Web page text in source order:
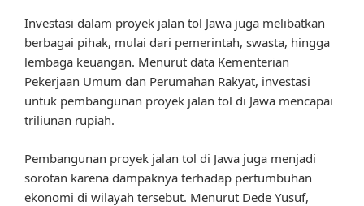
Investasi dalam proyek jalan tol Jawa juga melibatkan
berbagai pihak, mulai dari pemerintah, swasta, hingga
lembaga keuangan. Menurut data Kementerian
Pekerjaan Umum dan Perumahan Rakyat, investasi
untuk pembangunan proyek jalan tol di Jawa mencapai
triliunan rupiah.
Pembangunan proyek jalan tol di Jawa juga menjadi
sorotan karena dampaknya terhadap pertumbuhan
ekonomi di wilayah tersebut. Menurut Dede Yusuf,